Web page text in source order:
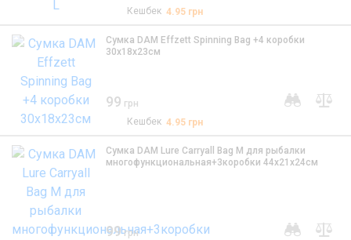
Кешбек4.95 грн
Сумка DAM Effzett Spinning Bag +4 коробки
30x18х23см
99 грн
Кешбек4.95 грн
Сумка DAM Lure Carryall Bag M для рыбалки
многофункциональная+3коробки 44x21х24см
99 грн